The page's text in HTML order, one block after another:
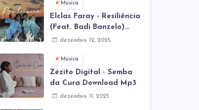
Música
Elclas Faray - Resiliência
(Feat. Badi Banzelo)
Download Mp3
dezembro 12, 2025
Música
Zézito Digital - Semba
da Cura Download Mp3
dezembro 11, 2025